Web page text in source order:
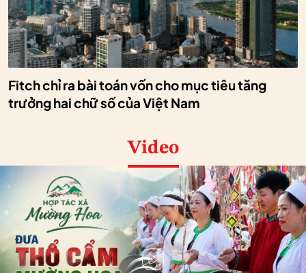
Fitch chỉ ra bài toán vốn cho mục tiêu tăng
trưởng hai chữ số của Việt Nam
Video